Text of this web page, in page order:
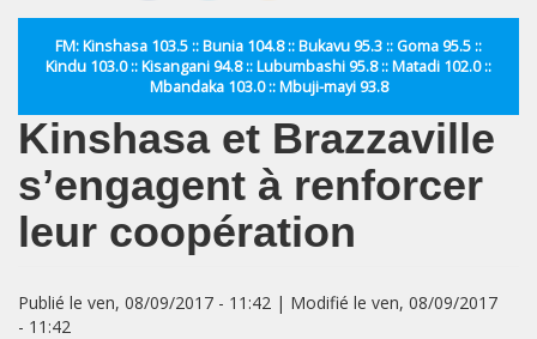
FM: Kinshasa 103.5 :: Bunia 104.8 :: Bukavu 95.3 :: Goma 95.5 ::
Kindu 103.0 :: Kisangani 94.8 :: Lubumbashi 95.8 :: Matadi 102.0 ::
Mbandaka 103.0 :: Mbuji-mayi 93.8
Kinshasa et Brazzaville
s’engagent à renforcer
leur coopération
Publié le ven, 08/09/2017 - 11:42 | Modifié le ven, 08/09/2017
- 11:42